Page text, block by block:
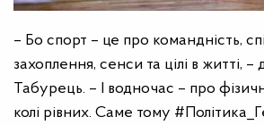
– Бо спорт – це про командність,
захоплення, сенси та цілі в житті, –
Табурець. – І водночас – про
колі рівних. Саме тому